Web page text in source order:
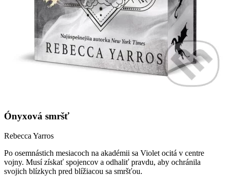
Ónyxová smršť
Rebecca Yarros
Po osemnástich mesiacoch na akadémii sa Violet ocitá v centre
vojny. Musí získať spojencov a odhaliť pravdu, aby ochránila
svojich blízkych pred blížiacou sa smršťou.